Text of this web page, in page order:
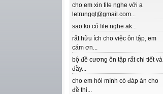
cho em xin file nghe với ạ
letrungqt@gmail.com...
sao ko có file nghe ak...
rất hữu ích cho việc ôn tập, em
cám ơn...
bộ đề cương ôn tập rất chi tiết và
đầy...
cho em hỏi mình có đáp án cho
đề thi...